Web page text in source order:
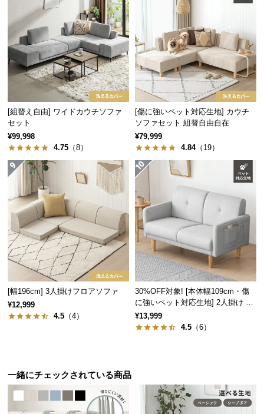
ブ
グ
企
情
報
[組替え自由] ワイドカウチソファ
セット
¥99,998
4.75 （8）
[傷に強いペット対応生地] カウチ
ソファセット 組替自由自在
¥79,999
4.84（19）
[幅196cm] 3人掛けフロアソファ
¥12,999
4.5 （4）
30%OFF対象! [本体幅109cm・傷
に強いペット対応生地] 2人掛け コ
ンパクトソファ ポケット付き
¥13,999
4.5 （6）
一緒にチェックされている商品